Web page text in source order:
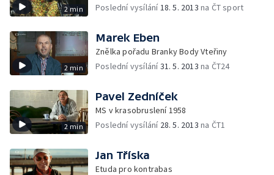
2 min
Poslední vysílání18. 5. 2013 na ČT sport
2 min
Marek Eben
Znělka pořadu Branky Body Vteřiny
Poslední vysílání31. 5. 2013 na ČT24
2 min
Pavel Zedníček
MS v krasobruslení 1958
Poslední vysílání 28. 5. 2013 na ČT1
Jan Tříska
Etuda pro kontrabas